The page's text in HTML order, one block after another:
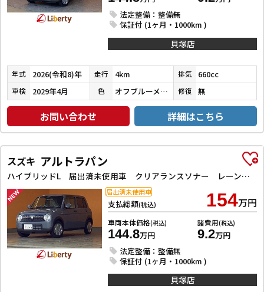
法定整備：整備無
保証付 (1ヶ月・1000km )
貝塚店
年式 2026(令和8)年 走行 4km 排気 660cc
車検 2029年4月 色 オフブルーメタリック 修復 無
お問い合わせ 詳細はこちら
スズキ アルトラパン
ハイブリッドL 届出済未使用車 クリアランスソナー レーンアシスト 衝突被害軽減システム オートライト LEDヘッドランプ スマートキー アイドリングストップ 電動格納ミラー シートヒーター ベンチシート CVT
支払総額(税込) 154万円
車両本体価格(税込)
144.8万円
諸費用(税込)
9.2万円
法定整備：整備無
保証付 (1ヶ月・1000km )
届出済未使用車
貝塚店